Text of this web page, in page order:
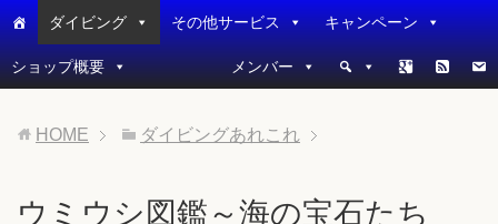
ダイビング その他サービス キャンペーン
ショップ概要 メンバー
HOME ダイビングあれこれ
ウミウシ図鑑～海の宝石たち